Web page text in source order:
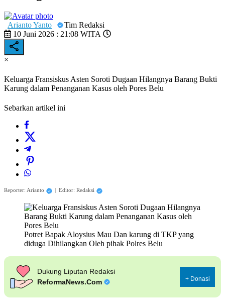
Arianto Yanto
Tim Redaksi
10 Juni 2026 : 21:08 WITA
×
Keluarga Fransiskus Asten Soroti Dugaan Hilangnya Barang Bukti
Karung dalam Penanganan Kasus oleh Pores Belu
Sebarkan artikel ini
Reporter: Arianto Editor: Redaksi
Potret Bapak Aloysius Mau Dan karung di TKP yang
diduga Dihilangkan Oleh pihak Polres Belu
Dukung Liputan Redaksi
ReformaNews.Com
+ Donasi